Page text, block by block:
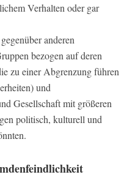
Verhalten oder gar
anderen
bezogen auf deren
zu einer Abgrenzung führen
und
Gesellschaft mit größeren
politisch, kulturell und